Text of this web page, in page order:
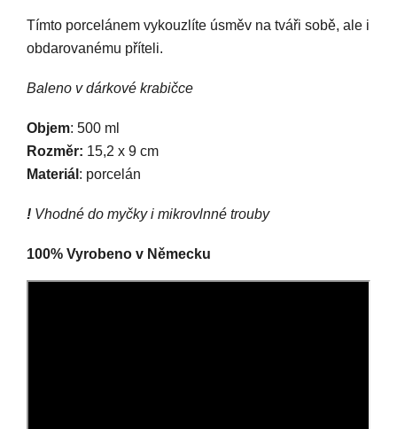
Tímto porcelánem vykouzlíte úsměv na tváři sobě, ale i
obdarovanému příteli.
Baleno v dárkové krabičce
Objem: 500 ml
Rozměr: 15,2 x 9 cm
Materiál : porcelán
! Vhodné do myčky i mikrovlnné trouby
100% Vyrobeno v Německu